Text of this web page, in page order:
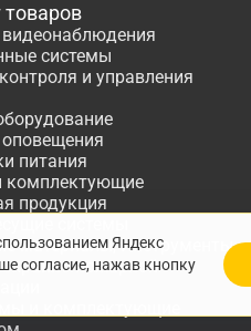
товаров
системы
и управления
питания
продукция
материалы, Инструменты
пожарной
Яндекс
согласие, нажав кнопку